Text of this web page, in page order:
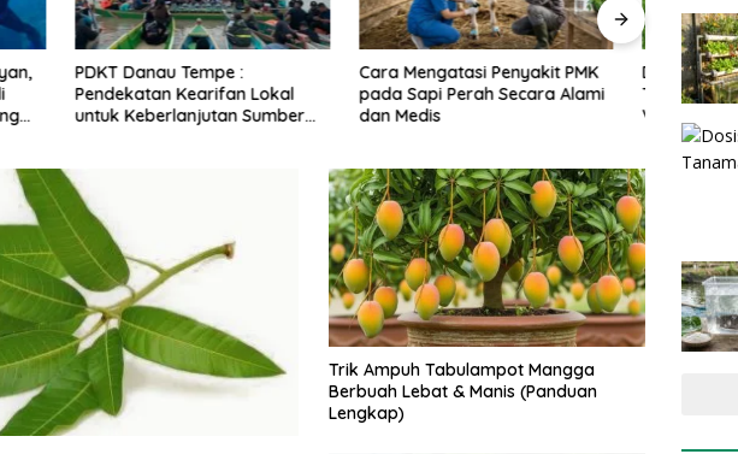
Cara Mengatasi Penyakit PMK
pada Sapi Perah Secara Alami
dan Medis
Dosis dan Cara Pemupukan
Tanaman Padi pada Fase
Vegetatif Aktif yang Tepat
Trik Ampuh Tabulampot Mangga
Berbuah Lebat & Manis (Panduan
Lengkap)